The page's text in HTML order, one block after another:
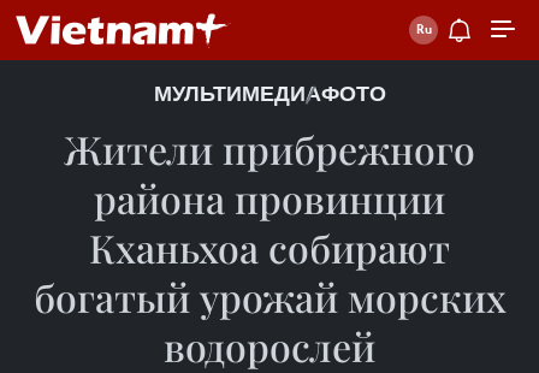
МУЛЬТИМЕДИАФОТО
Жители прибрежного
района провинции
Кханьхоа собирают
богатый урожай морских
водорослей